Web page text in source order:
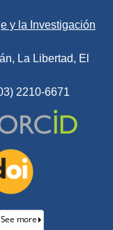
y la Investigación
La Libertad, El
2210-6671